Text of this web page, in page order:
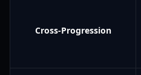
Cross-Progression